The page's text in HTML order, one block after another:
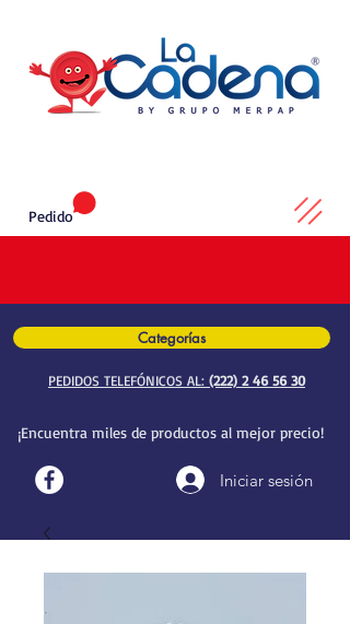
Categorías
PEDIDOS TELEFÓNICOS AL: (222) 2 46 56 30
¡Encuentra miles de productos al mejor precio!
Iniciar sesión
Pedido